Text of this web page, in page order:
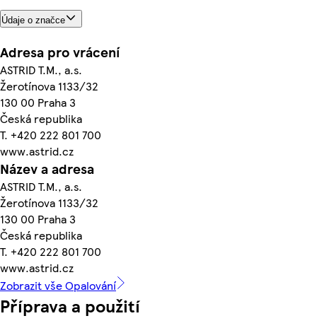
Údaje o značce
Adresa pro vrácení
ASTRID T.M., a.s.
Žerotínova 1133/32
130 00 Praha 3
Česká republika
T. +420 222 801 700
www.astrid.cz
Název a adresa
ASTRID T.M., a.s.
Žerotínova 1133/32
130 00 Praha 3
Česká republika
T. +420 222 801 700
www.astrid.cz
Zobrazit vše Opalování
Příprava a použití